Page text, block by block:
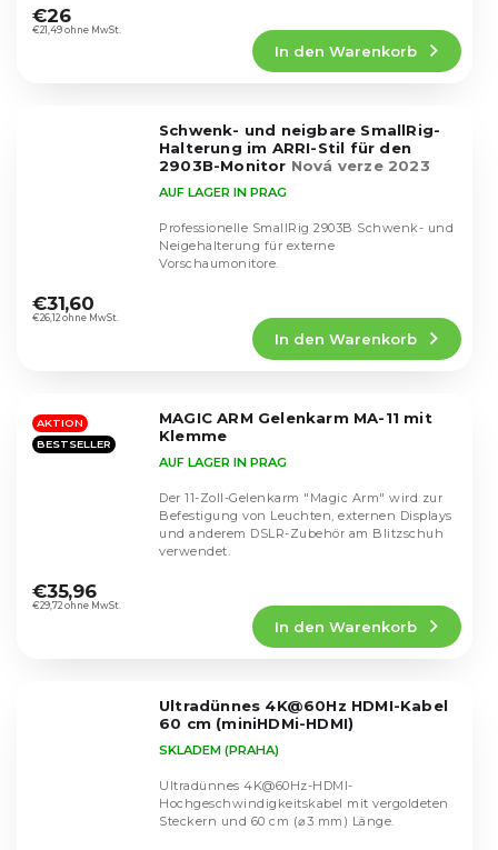
durchschnittliche
Produktbewertung
€21,49 ohne MwSt.
€26
In den Warenkorb
Schwenk- und neigbare SmallRig-
Halterung im ARRI-Stil für den
2903B-Monitor Nová verze 2023
durchschnittliche
Produktbewertung
Sternen.
AUF LAGER IN PRAG
€26,12 ohne MwSt.
€31,60
In den Warenkorb
Professionelle SmallRig 2903B Schwenk- und
Neigehalterung für externe
Vorschaumonitore.
AKTION
BESTSELLER
MAGIC ARM Gelenkarm MA-11 mit
Klemme
durchschnittliche
Produktbewertung
AUF LAGER IN PRAG
€29,72 ohne MwSt.
€35,96
In den Warenkorb
Der 11-Zoll-Gelenkarm "Magic Arm" wird zur
Befestigung von Leuchten, externen Displays
und anderem DSLR-Zubehör am Blitzschuh
verwendet.
Ultradünnes 4K@60Hz HDMI-Kabel
60 cm (miniHDMi-HDMI)
SKLADEM (PRAHA)
Ultradünnes 4K@60Hz-HDMI-
Hochgeschwindigkeitskabel mit vergoldeten
Steckern und 60 cm (⌀3 mm) Länge.